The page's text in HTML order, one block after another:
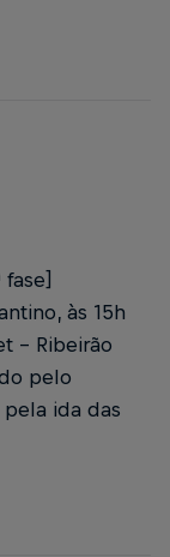
fase]
às 15h
- Ribeirão
pelo
pela ida das